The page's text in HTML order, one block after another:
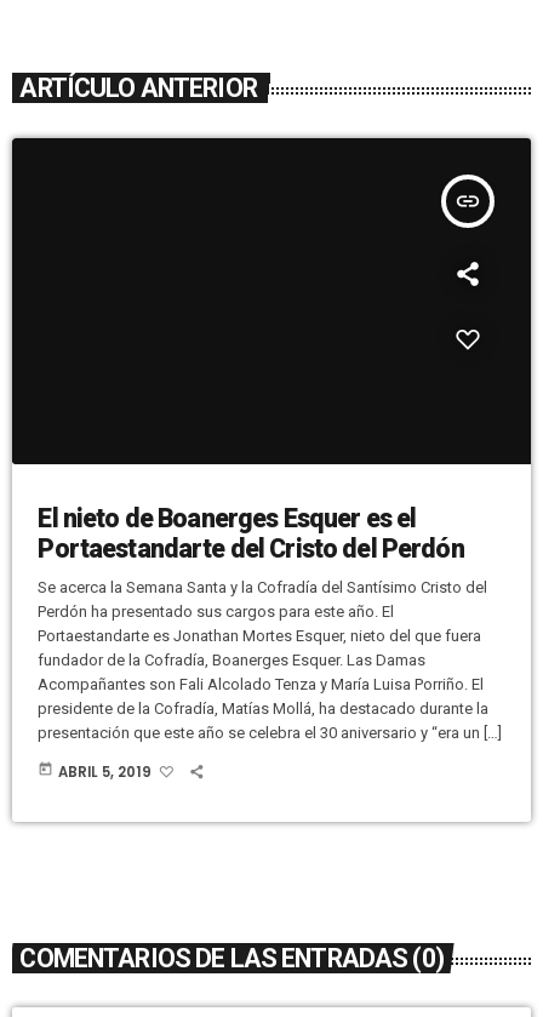
ARTÍCULO ANTERIOR
insert_link
El nieto de Boanerges Esquer es el
Portaestandarte del Cristo del Perdón
Se acerca la Semana Santa y la Cofradía del Santísimo Cristo del
Perdón ha presentado sus cargos para este año. El
Portaestandarte es Jonathan Mortes Esquer, nieto del que fuera
fundador de la Cofradía, Boanerges Esquer. Las Damas
Acompañantes son Fali Alcolado Tenza y María Luisa Porriño. El
presidente de la Cofradía, Matías Mollá, ha destacado durante la
presentación que este año se celebra el 30 aniversario y “era un […]
today ABRIL 5, 2019
COMENTARIOS DE LAS ENTRADAS (0)